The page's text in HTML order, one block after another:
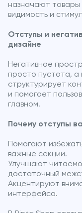
назначают товары
видимость и
Отступы и
дизайне
Негативное
просто пустота, а
структурирует
и помогает
главном.
Почему отступы
Помогают
важные секции.
Улучшают
достаточный
Акцентируют
интерфейса.